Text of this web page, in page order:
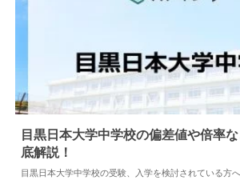
中学情報
目黒日本大学中学校の偏差値や倍率
底解説！
目黒日本大学中学校の受験、入学を検討されている方